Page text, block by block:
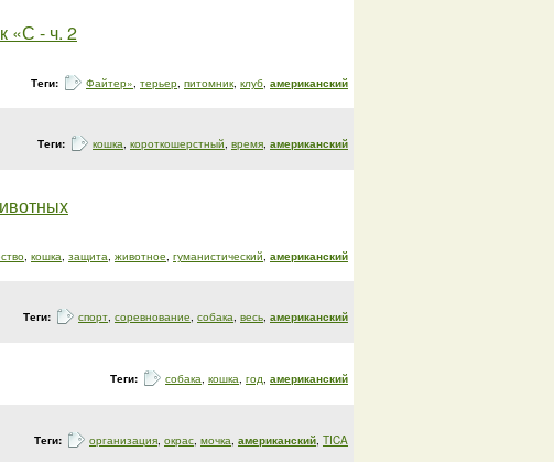
«С - ч. 2
Теги: Файтер», терьер, питомник, клуб, американский
Теги: кошка, короткошерстный, время, американский
, кошка, защита, животное, гуманистический, американский
Теги: спорт, соревнование, собака, весь, американский
Теги: собака, кошка, год, американский
Теги: организация, окрас, мочка, американский, TICA